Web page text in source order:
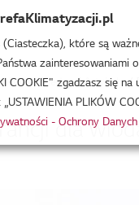
/ Baza Wiedzy/Artykuły/
dla
które są
zainteresowaniami
COOKIE" zgadzasz się
PLIKÓW
- Ochrony